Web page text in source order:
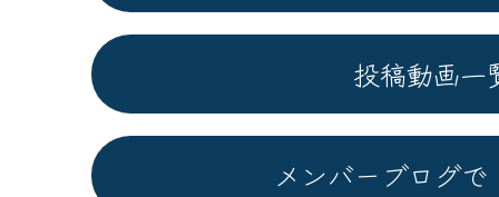
投稿動画一
メンバーブログで